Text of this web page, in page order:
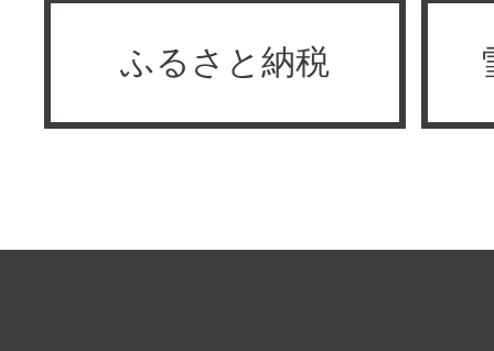
ふるさと納税